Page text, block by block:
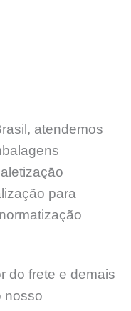
atendemos
para
do frete e demais
nosso